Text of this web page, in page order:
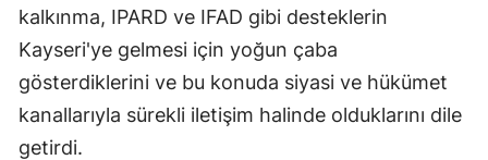
kalkınma, IPARD ve IFAD gibi desteklerin
Kayseri'ye gelmesi için yoğun çaba
gösterdiklerini ve bu konuda siyasi ve hükümet
kanallarıyla sürekli iletişim halinde olduklarını dile
getirdi.